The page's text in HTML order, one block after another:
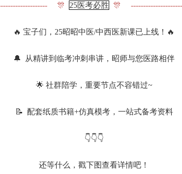
🎊 25医考必胜 🎊
🔥 宝子们，25昭昭中医/中西医新课已上线！🔥
🔔 从精讲到临考冲刺串讲，昭师与您医路相伴
🌟 社群陪学，重要节点不容错过~
📝 配套纸质书籍+仿真模考，一站式备考资料
👇👇👇
还等什么，戳下图查看详情吧！